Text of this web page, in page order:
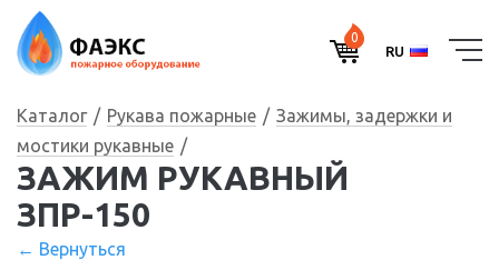
0
RU
Каталог Рукава пожарные
Зажимы, задержки и
мостики рукавные
ЗАЖИМ РУКАВНЫЙ
ЗПР-150
Вернуться